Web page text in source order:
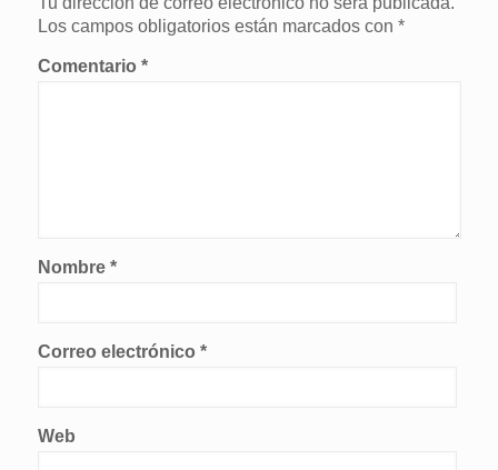
Los campos obligatorios están marcados con *
Comentario *
Nombre *
Correo electrónico *
Web